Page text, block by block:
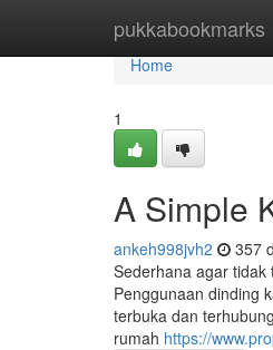
pukkabookmarks
Home
Home
1
A Simple
ankeh998jvh2 357
Sederhana agar
Penggunaan dinding
terbuka dan
rumah https://